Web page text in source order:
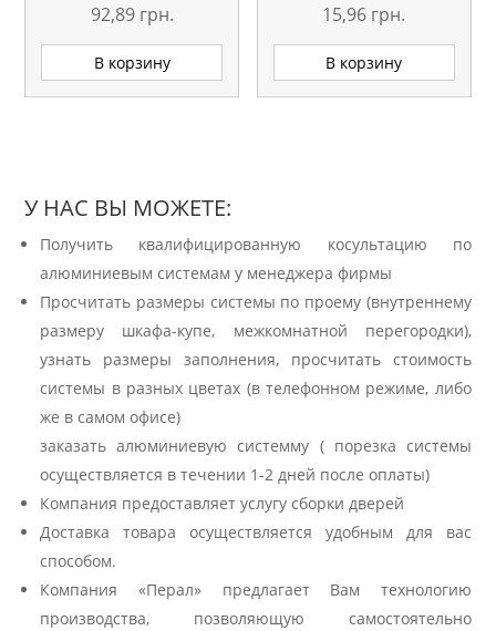
92,89 грн.
В корзину
15,96 грн.
В корзину
У НАС ВЫ МОЖЕТЕ:
Получить квалифицированную косультацию по
алюминиевым системам у менеджера фирмы
Просчитать размеры системы по проему (внутреннему
размеру шкафа-купе, межкомнатной перегородки),
узнать размеры заполнения, просчитать стоимость
системы в разных цветах (в телефонном режиме, либо
же в самом офисе)
заказать алюминиевую системму ( порезка системы
осуществляется в течении 1-2 дней после оплаты)
Компания предоставляет услугу сборки дверей
Доставка товара осуществляется удобным для вас
способом.
Компания «Перал» предлагает Вам технологию
производства, позволяющую самостоятельно